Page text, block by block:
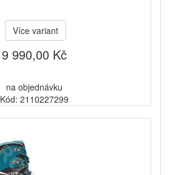
Více variant
9 990,00 Kč
na objednávku
Kód: 2110227299